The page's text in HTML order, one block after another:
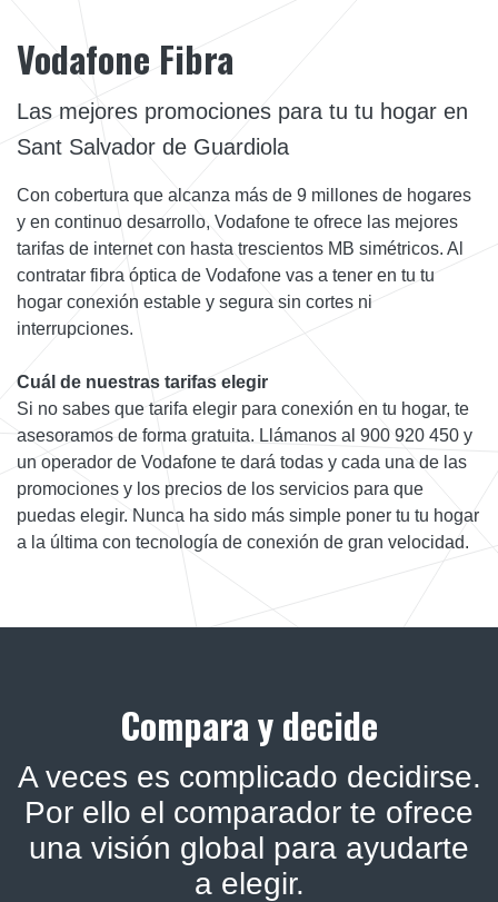
Vodafone Fibra
Las mejores promociones para tu tu hogar en
Sant Salvador de Guardiola
Con cobertura que alcanza más de 9 millones de hogares
y en continuo desarrollo, Vodafone te ofrece las mejores
tarifas de internet con hasta trescientos MB simétricos. Al
contratar fibra óptica de Vodafone vas a tener en tu tu
hogar conexión estable y segura sin cortes ni
interrupciones.
Cuál de nuestras tarifas elegir
Si no sabes que tarifa elegir para conexión en tu hogar, te
asesoramos de forma gratuita. Llámanos al 900 920 450 y
un operador de Vodafone te dará todas y cada una de las
promociones y los precios de los servicios para que
puedas elegir. Nunca ha sido más simple poner tu tu hogar
a la última con tecnología de conexión de gran velocidad.
Compara y decide
A veces es complicado decidirse.
Por ello el comparador te ofrece
una visión global para ayudarte
a elegir.